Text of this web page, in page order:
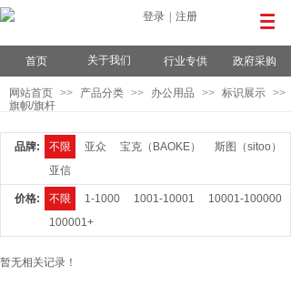
登录 注册
首页 关于我们 行业专供 政府采购
网站首页 >> 产品分类 >> 办公用品 >> 标识展示 >>
旗帜/旗杆
品牌: 不限 亚众 宝克（BAOKE）
斯图（sitoo）
亚信
价格: 不限 1-1000 1001-10001
10001-100000
100001+
暂无相关记录！